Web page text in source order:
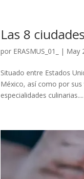
Las 8
por ERASMUS_01_ | May
Situado entre Estados
México, así como por
especialidades culinarias....